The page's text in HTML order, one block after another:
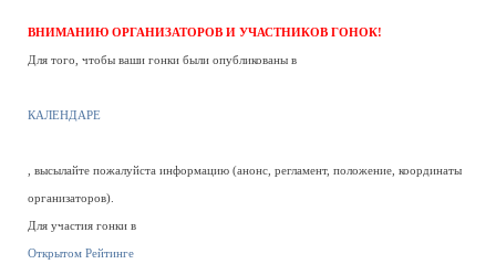
ВНИМАНИЮ ОРГАНИЗАТОРОВ И УЧАСТНИКОВ ГОНОК!
Для того, чтобы ваши гонки были опубликованы в
КАЛЕНДАРЕ
, высылайте пожалуйста информацию (анонс, регламент, положение, координаты
организаторов).
Для участия гонки в
Открытом Рейтинге